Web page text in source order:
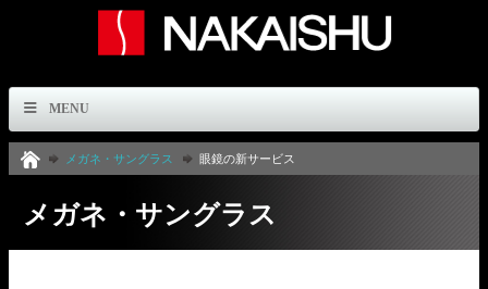
MENU
メガネ・サングラス 眼鏡の新サービス
メガネ・サングラス